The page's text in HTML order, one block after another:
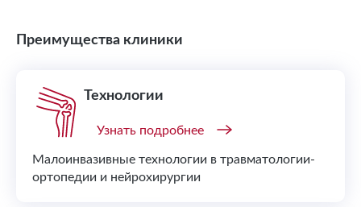
Преимущества клиники
Технологии
Малоинвазивные технологии в травматологии-
ортопедии и нейрохирургии
Узнать подробнее